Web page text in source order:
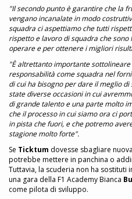
"Il secondo punto è garantire che la
vengano incanalate in modo
squadra ci aspettiamo che tutti
rispetto e lavoro di squadra che
operare e per ottenere i migliori
"È altrettanto importante
responsabilità come squadra nel
di cui ha bisogno per dare il meglio
state diverse occasioni in cui
di grande talento e una parte molto
che il processo in cui siamo ora ci
in pista che fuori, e che potremo
stagione molto forte".
Se Ticktum dovesse sbagliare
potrebbe mettere in panchina o
Tuttavia, la scuderia non ha sostituti
una gara della F1 Academy Bianca
come pilota di sviluppo.